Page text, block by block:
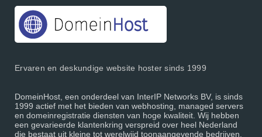
Ervaren en deskundige website hoster sinds 1999
DomeinHost, een onderdeel van InterIP Networks BV, is sinds
1999 actief met het bieden van webhosting, managed servers
en domeinregistratie diensten van hoge kwaliteit. Wij hebben
een gevarieerde klantenkring verspreid over heel Nederland
die bestaat uit kleine tot werelwijd toonaangevende bedrijven.